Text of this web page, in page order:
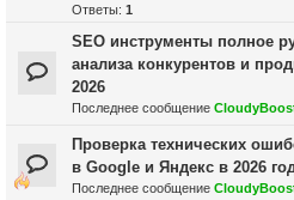
Ответы: 1
SEO инструменты полное
анализа конкурентов и
2026
Последнее сообщение
Проверка технических
в Google и Яндекс в 2026
Последнее сообщение